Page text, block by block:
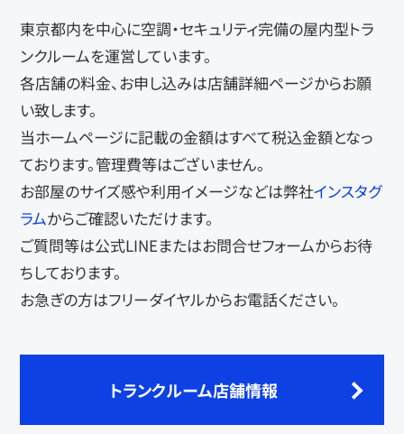
東京都内を中心に空調・セキュリティ完備の屋内型トラ
ンクルームを運営しています。
各店舗の料金、お申し込みは店舗詳細ページからお願
い致します。
当ホームページに記載の金額はすべて税込金額となっ
ております。管理費等はございません。
お部屋のサイズ感や利用イメージなどは弊社インスタグ
ラムからご確認いただけます。
ご質問等は公式LINEまたはお問合せフォームからお待
ちしております。
お急ぎの方はフリーダイヤルからお電話ください。
トランクルーム店舗情報